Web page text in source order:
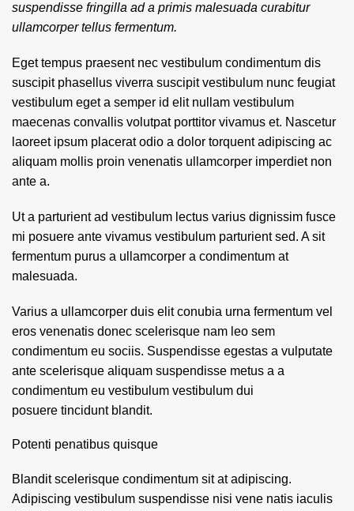
suspendisse fringilla ad a primis malesuada curabitur
ullamcorper tellus fermentum.
Eget tempus praesent nec vestibulum condimentum dis
suscipit phasellus viverra suscipit vestibulum nunc feugiat
vestibulum eget a semper id elit nullam vestibulum
maecenas convallis volutpat porttitor vivamus et. Nascetur
laoreet ipsum placerat odio a dolor torquent adipiscing ac
aliquam mollis proin venenatis ullamcorper imperdiet non
ante a.
Ut a parturient ad vestibulum lectus varius dignissim fusce
mi posuere ante vivamus vestibulum parturient sed. A sit
fermentum purus a ullamcorper a condimentum at
malesuada.
Varius a ullamcorper duis elit conubia urna fermentum vel
eros venenatis donec scelerisque nam leo sem
condimentum eu sociis. Suspendisse egestas a vulputate
ante scelerisque aliquam suspendisse metus a a
condimentum eu vestibulum vestibulum dui
posuere tincidunt blandit.
Potenti penatibus quisque
Blandit scelerisque condimentum sit at adipiscing.
Adipiscing vestibulum suspendisse nisi vene natis iaculis